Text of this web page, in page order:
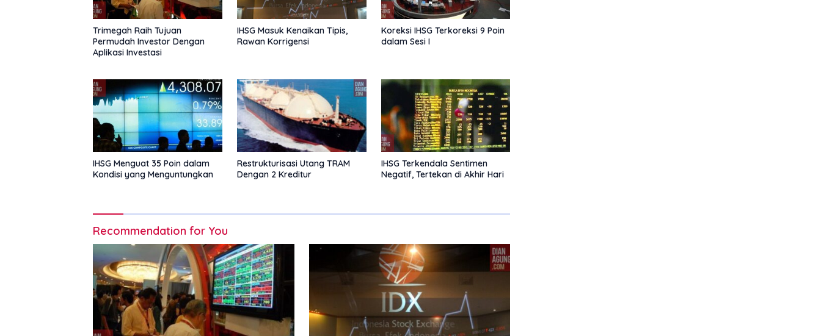
Trimegah Raih Tujuan
Permudah Investor Dengan
Aplikasi Investasi
IHSG Masuk Kenaikan Tipis,
Rawan Korrigensi
Koreksi IHSG Terkoreksi 9 Poin
dalam Sesi I
IHSG Menguat 35 Poin dalam
Kondisi yang Menguntungkan
Restrukturisasi Utang TRAM
Dengan 2 Kreditur
IHSG Terkendala Sentimen
Negatif, Tertekan di Akhir Hari
Recommendation for You